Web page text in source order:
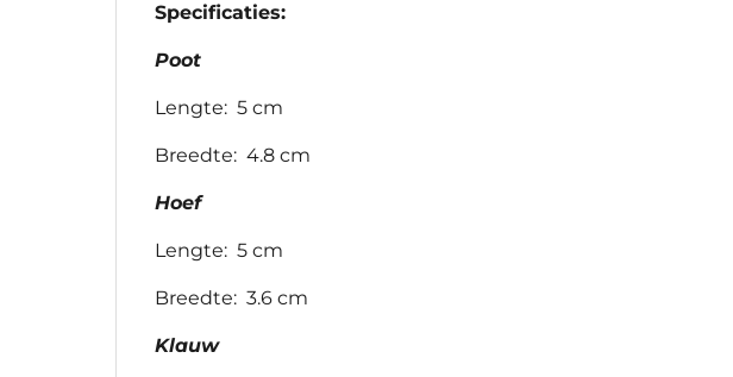
Specificaties:
Poot
Lengte: 5 cm
Breedte: 4.8 cm
Hoef
Lengte: 5 cm
Breedte: 3.6 cm
Klauw